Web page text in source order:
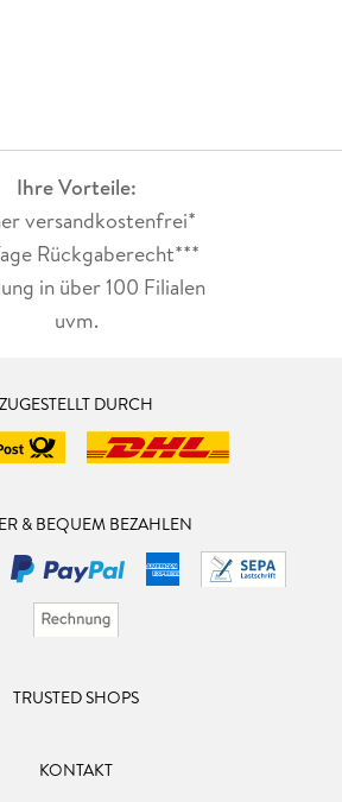
Ihre Vorteile:
versandkostenfrei*
Rückgaberecht***
in über 100 Filialen
uvm.
ZUGESTELLT DURCH
& BEQUEM BEZAHLEN
TRUSTED SHOPS
KONTAKT